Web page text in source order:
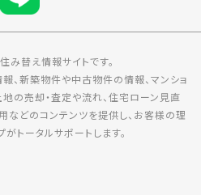
み替え情報サイトです。
、新築物件や中古物件の情報、マンショ
地の売却・査定や流れ、住宅ローン見直
などのコンテンツを提供し、お客様の理
トータルサポートします。